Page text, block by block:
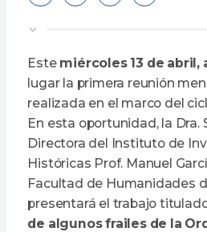
Este miércoles 13 de abril,
lugar la primera reunión
realizada en el marco del
En esta oportunidad, la Dra.
Directora del Instituto de
Históricas Prof. Manuel
Facultad de Humanidades
presentará el trabajo
de algunos frailes de la